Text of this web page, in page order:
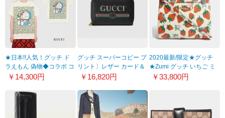
★日本!!人気！グッチ ド
ラえもん 偽物◆コラボ コ
ットン Tシャツ お花畑柄♪
￥14,300円
グッチ スーパーコピー プ
リント〕レザー カード＆
コインケース 8101005
￥16,820円
2020最新/限定★グッチ
★Zumi グッチ いちご ミ
ディアム コピー トートバ
￥33,800円